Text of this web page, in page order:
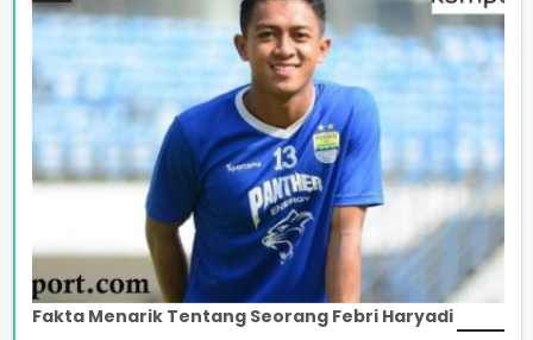
Fakta Menarik Tentang Seorang Febri Haryadi